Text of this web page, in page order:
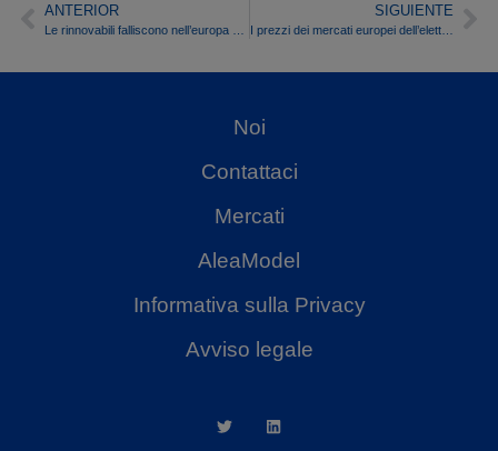
ANTERIOR SIGUIENTE
I prezzi dei mercati europei dell’elettricità iniziano a salire nel 2024, spinti dal fabbisogno, mentre l’eolico provoca discese a sud
Noi
Contattaci
Mercati
AleaModel
Informativa sulla Privacy
Avviso legale